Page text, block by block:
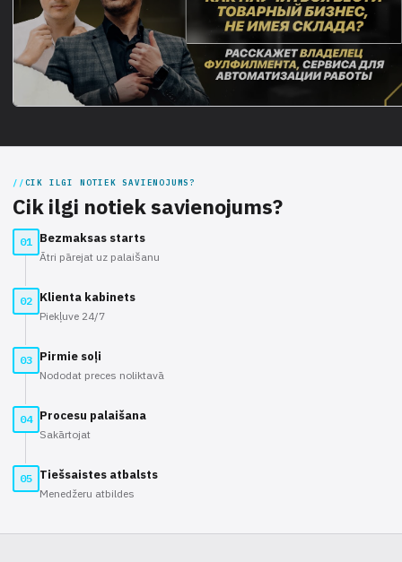
CIK ILGI NOTIEK SAVIENOJUMS?
Cik ilgi notiek savienojums?
01 Bezmaksas starts
Ātri pārejat uz palaišanu
02 Klienta kabinets
Piekļuve 24/7
03 Pirmie soļi
Nododat preces noliktavā
04 Procesu palaišana
Sakārtojat
05 Tiešsaistes atbalsts
Menedžeru atbildes